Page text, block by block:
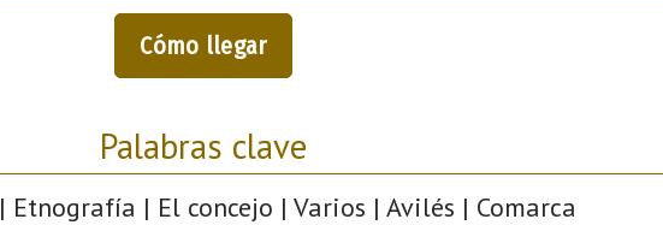
Cómo llegar
Palabras clave
| Etnografía | El concejo | Varios | Avilés | Comarca